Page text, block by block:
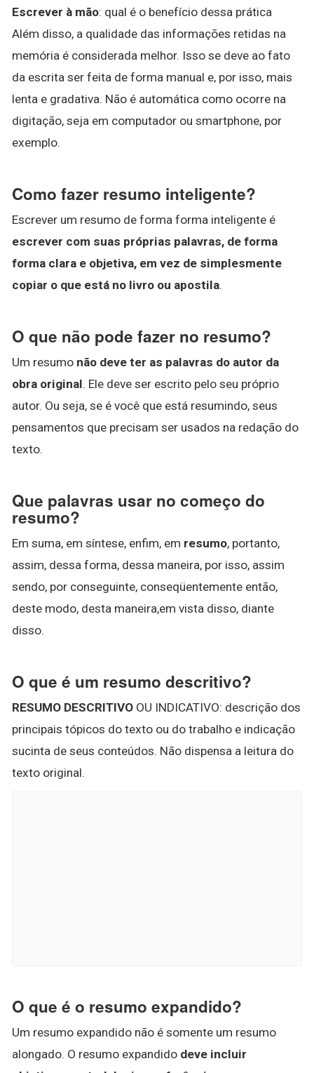
Escrever à mão: qual é o benefício dessa prática
Além disso, a qualidade das informações retidas na
memória é considerada melhor. Isso se deve ao fato
da escrita ser feita de forma manual e, por isso, mais
lenta e gradativa. Não é automática como ocorre na
digitação, seja em computador ou smartphone, por
exemplo.
Como fazer resumo inteligente?
Escrever um resumo de forma forma inteligente é
escrever com suas próprias palavras, de forma
forma clara e objetiva, em vez de simplesmente
copiar o que está no livro ou apostila.
O que não pode fazer no resumo?
Um resumo não deve ter as palavras do autor da
obra original. Ele deve ser escrito pelo seu próprio
autor. Ou seja, se é você que está resumindo, seus
pensamentos que precisam ser usados na redação do
texto.
Que palavras usar no começo do
resumo?
Em suma, em síntese, enfim, em resumo, portanto,
assim, dessa forma, dessa maneira, por isso, assim
sendo, por conseguinte, conseqüentemente então,
deste modo, desta maneira,em vista disso, diante
disso.
O que é um resumo descritivo?
RESUMO DESCRITIVO OU INDICATIVO: descrição dos
principais tópicos do texto ou do trabalho e indicação
sucinta de seus conteúdos. Não dispensa a leitura do
texto original.
O que é o resumo expandido?
Um resumo expandido não é somente um resumo
alongado. O resumo expandido deve incluir